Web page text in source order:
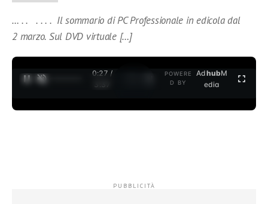
… . . . . . . Il sommario di PC Professionale in edicola dal
2 marzo. Sul DVD virtuale […]
0:28 /
3:37
POWERE
D BY
AdhubM
edia